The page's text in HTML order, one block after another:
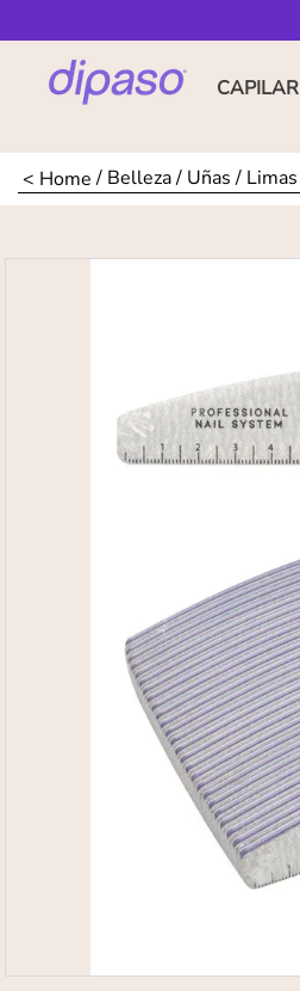
CAPILAR
Belleza Uñas Limas